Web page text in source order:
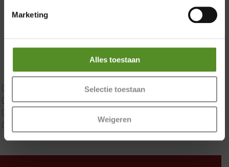
Marketing
Alles toestaan
Selectie toestaan
Weigeren
2 personen split
Materiaal
Traagschuim
Tweepersoons 1 kern
Tweepersoons 1 kern product
Webshop Only Collectie